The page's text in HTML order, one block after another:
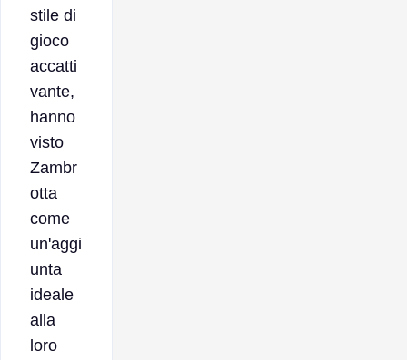
stile di
gioco
accatti
vante,
hanno
visto
Zambr
otta
come
un'aggi
unta
ideale
alla
loro